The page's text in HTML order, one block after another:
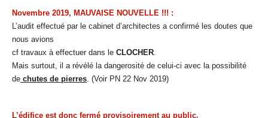
Novembre 2019, MAUVAISE NOUVELLE !!! :
L’audit effectué par le cabinet d’architectes a confirmé les doutes que
nous avions
cf travaux à effectuer dans le CLOCHER
Mais surtout, il a révélé la dangerosité de celui-ci avec la possibilité
de chutes de pierres (Voir PN 22 Nov 2019)
L’édifice est donc fermé provisoirement au public.